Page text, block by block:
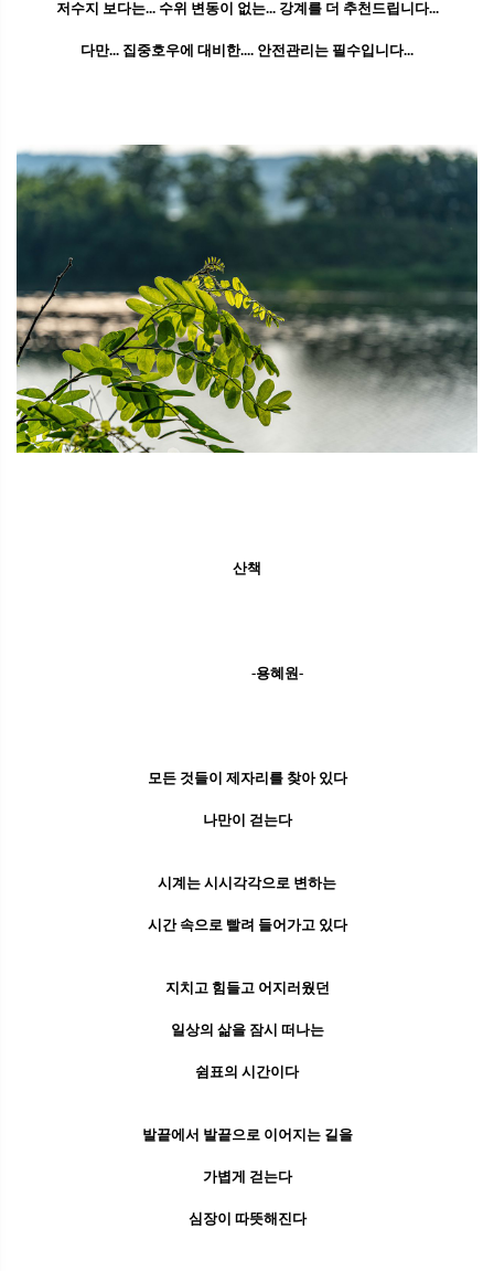
저수지 보다는... 수위 변동이 없는... 강계를 더 추천드립니다...
다만... 집중호우에 대비한.... 안전관리는 필수입니다...
산책
-용혜원-
모든 것들이 제자리를 찾아 있다
나만이 걷는다
시계는 시시각각으로 변하는
시간 속으로 빨려 들어가고 있다
지치고 힘들고 어지러웠던
일상의 삶을 잠시 떠나는
쉼표의 시간이다
발끝에서 발끝으로 이어지는 길을
가볍게 걷는다
심장이 따뜻해진다